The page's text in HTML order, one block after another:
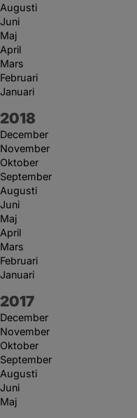
Augusti
Juni
Maj
April
Mars
Februari
Januari
År:
2018
December
November
Oktober
September
Augusti
Juni
Maj
April
Mars
Februari
Januari
År:
2017
December
November
Oktober
September
Augusti
Juni
Maj